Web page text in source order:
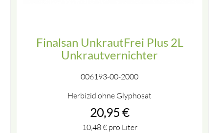
Finalsan UnkrautFrei Plus 2L
Unkrautvernichter
006193-00-2000
Herbizid ohne Glyphosat
20,95 €
10,48€pro Liter